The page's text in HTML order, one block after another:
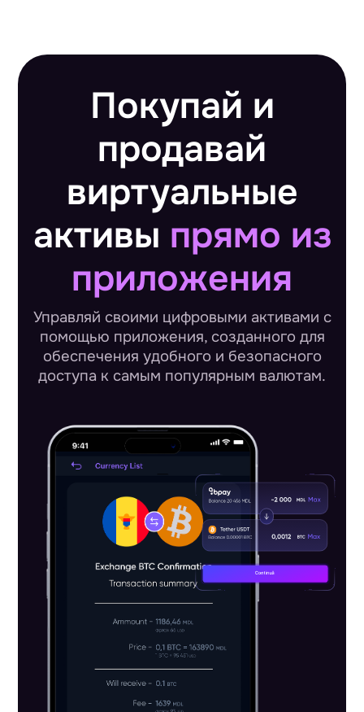
Покупай и
продавай
виртуальные
активы прямо из
приложения
Управляй своими цифровыми активами с
помощью приложения, созданного для
обеспечения удобного и безопасного
доступа к самым популярным валютам.